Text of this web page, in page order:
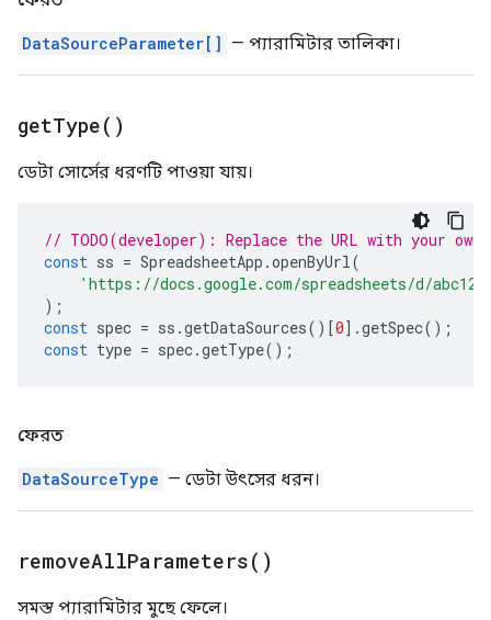
DataSourceParameter[] — প্যারামিটার তালিকা।
getType( )
ডেটা সোর্সের ধরণটি পাওয়া যায়।
// TODO(developer): Replace the URL with your own.
const ss = SpreadsheetApp .openByUrl(
'https://docs.google.com/spreadsheets/d/
);
const spec = ss .getDataSources()[0].getSpec();
const type = spec.getType();
ফেরত
DataSourceType — ডেটা উৎসের ধরন।
removeAllParameters( )
সমস্ত প্যারামিটার মুছে ফেলে।